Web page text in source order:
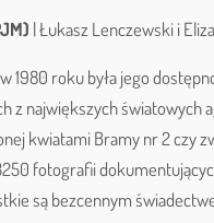
| Łukasz Lenczewski i
roku była jego
największych światowych
kwiatami Bramy nr 2 czy
fotografii
są bezcennym